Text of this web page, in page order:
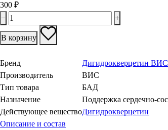
300 ₽
−
+
В корзину
Бренд
Дигидрокверцетин ВИС
Производитель
ВИС
Тип товара
БАД
Назначение
Поддержка сердечно-
Действующее веществоДигидрокверцетин
Описание и состав